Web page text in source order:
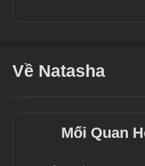
Về Natasha
Mối Quan